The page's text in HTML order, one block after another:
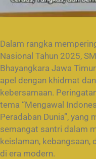
Dalam rangka
Nasional Tahun 2025,
Bhayangkara Jawa
apel dengan khidmat
kebersamaan.
tema “Mengawal
Peradaban Dunia”, yang
semangat santri dalam
keislaman, kebangsaan,
di era modern.